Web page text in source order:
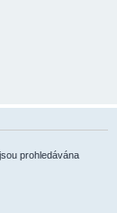
prohledávána